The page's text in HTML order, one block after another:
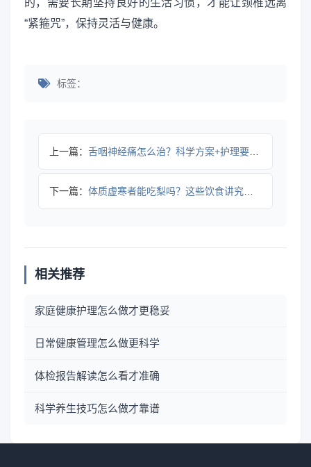
“紧箍咒”，保持灵活与健康。
标签：
上一篇： 舌咽神经痛怎么治？科学方案+护理要点帮你控制疼痛
下一篇： 体质虚寒者能吃梨吗？这些饮食讲究帮你护阳气
相关推荐
家庭健康护理怎么做才更稳妥
日常健康管理怎么做更科学
体检报告解读怎么看才准确
科学养生技巧怎么做才靠谱